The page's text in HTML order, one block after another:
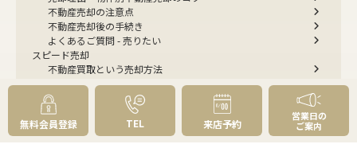
不動産売却の注意点
不動産売却後の手続き
よくあるご質問 - 売りたい
スピード売却
不動産買取という売却方法
不動産のご売却お任せください
弊社が選ばれる理由
売却成功ストーリー40選
売却成約事例
お預かり物件掲載実例
無料会員登録 TEL 来店予約
営業日の
ご案内